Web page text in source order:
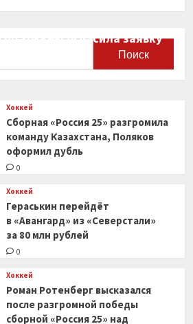
хоккею огласила заявку
Хоккей
Сборная «Россия 25» разгромила
команду Казахстана, Поляков
оформил дубль
0
Хоккей
Гераськин перейдёт
в «Авангард» из «Северстали»
за 80 млн рублей
0
Хоккей
Роман Ротенберг высказался
после разгромной победы
сборной «Россия 25» над